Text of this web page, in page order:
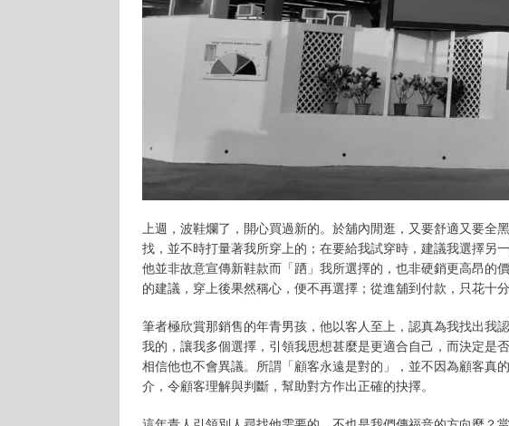
上週，波鞋爛了，開心買過新的。於舖內閒逛，又要舒適又要全
找，並不時打量著我所穿上的；在要給我試穿時，建議我選擇另
他並非故意宣傳新鞋款而「跴」我所選擇的，也非硬銷更高昂的
的建議，穿上後果然稱心，便不再選擇；從進舖到付款，只花十
筆者極欣賞那銷售的年青男孩，他以客人至上，認真為我找出我
我的，讓我多個選擇，引領我思想甚麼是更適合自己，而決定是
相信他也不會異議。所謂「顧客永遠是對的」，並不因為顧客真
介，令顧客理解與判斷，幫助對方作出正確的抉擇。